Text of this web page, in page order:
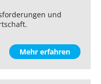
und
Mehr erfahren